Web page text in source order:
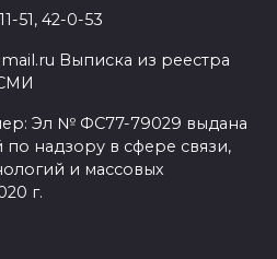
51, 42-0-53
Выписка из реестра
Эл № ФС77-79029 выдана
надзору в сфере связи,
и массовых
г.